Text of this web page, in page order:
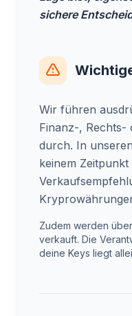
sichere
Wir führen
Finanz-, Rechts-
durch. In
keinem
Zudem werden
verkauft. Die
deine Keys liegt